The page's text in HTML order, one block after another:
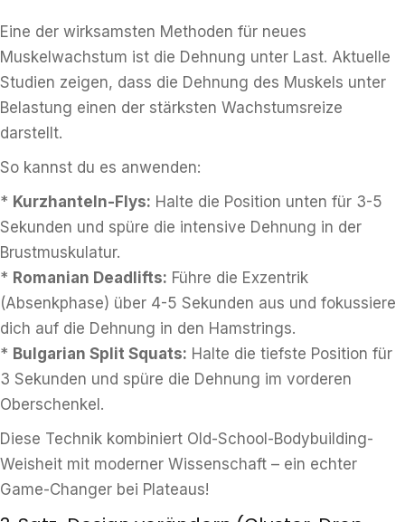
Eine der wirksamsten Methoden für neues
Muskelwachstum ist die Dehnung unter Last. Aktuelle
Studien zeigen, dass die Dehnung des Muskels unter
Belastung einen der stärksten Wachstumsreize
darstellt.
So kannst du es anwenden:
* Kurzhanteln-Flys: Halte die Position unten für 3-5
Sekunden und spüre die intensive Dehnung in der
Brustmuskulatur.
* Romanian Deadlifts: Führe die Exzentrik
(Absenkphase) über 4-5 Sekunden aus und fokussiere
dich auf die Dehnung in den Hamstrings.
* Bulgarian Split Squats: Halte die tiefste Position für
3 Sekunden und spüre die Dehnung im vorderen
Oberschenkel.
Diese Technik kombiniert Old-School-Bodybuilding-
Weisheit mit moderner Wissenschaft – ein echter
Game-Changer bei Plateaus!